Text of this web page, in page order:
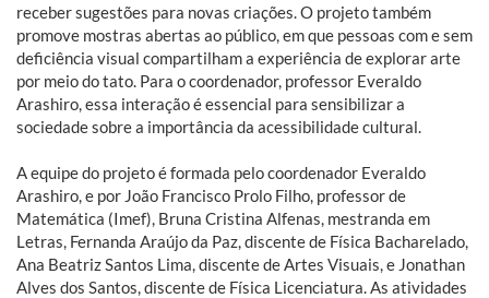
receber sugestões para novas criações. O projeto também
promove mostras abertas ao público, em que pessoas com e sem
deficiência visual compartilham a experiência de explorar arte
por meio do tato. Para o coordenador, professor Everaldo
Arashiro, essa interação é essencial para sensibilizar a
sociedade sobre a importância da acessibilidade cultural.
A equipe do projeto é formada pelo coordenador Everaldo
Arashiro, e por João Francisco Prolo Filho, professor de
Matemática (Imef), Bruna Cristina Alfenas, mestranda em
Letras, Fernanda Araújo da Paz, discente de Física Bacharelado,
Ana Beatriz Santos Lima, discente de Artes Visuais, e Jonathan
Alves dos Santos, discente de Física Licenciatura. As atividades